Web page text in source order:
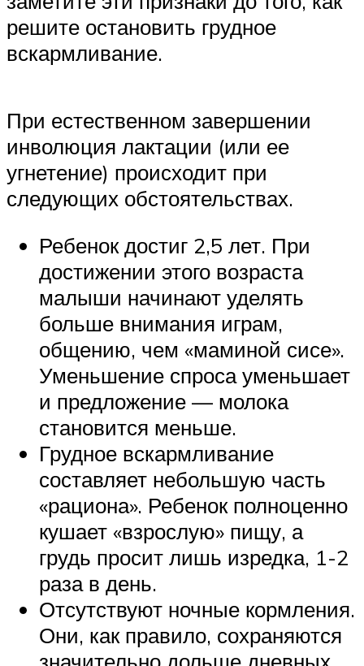
решите остановить грудное
вскармливание.
При естественном завершении
инволюция лактации (или ее
угнетение) происходит при
следующих обстоятельствах.
Ребенок достиг 2,5 лет. При
достижении этого возраста
малыши начинают уделять
больше внимания играм,
общению, чем «маминой сисе».
Уменьшение спроса уменьшает
и предложение — молока
становится меньше.
Грудное вскармливание
составляет небольшую часть
«рациона». Ребенок полноценно
кушает «взрослую» пищу, а
грудь просит лишь изредка, 1-2
раза в день.
Отсутствуют ночные кормления.
Они, как правило, сохраняются